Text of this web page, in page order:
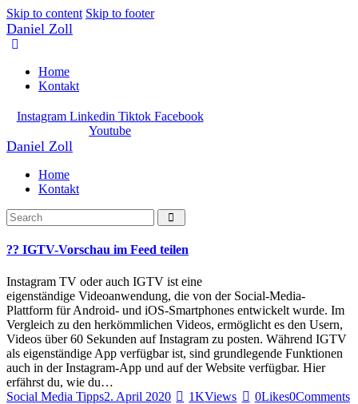
Skip to content Skip to footer
Daniel Zoll
Home
Kontakt
Instagram Linkedin Tiktok Facebook
Youtube
Daniel Zoll
Home
Kontakt
?? IGTV-Vorschau im Feed teilen
Instagram TV oder auch IGTV ist eine
eigenständige Videoanwendung, die von der Social-Media-
Plattform für Android- und iOS-Smartphones entwickelt wurde. Im
Vergleich zu den herkömmlichen Videos, ermöglicht es den Usern,
Videos über 60 Sekunden auf Instagram zu posten. Während IGTV
als eigenständige App verfügbar ist, sind grundlegende Funktionen
auch in der Instagram-App und auf der Website verfügbar. Hier
erfährst du, wie du…
Social Media Tipps2. April 2020 1KViews 0Likes0Comments